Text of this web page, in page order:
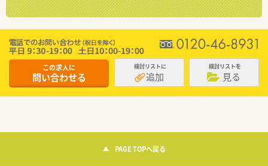
この求人に
問い合わせる
検討リストに
追加
検討リストを
見る
PAGE TOPへ戻る